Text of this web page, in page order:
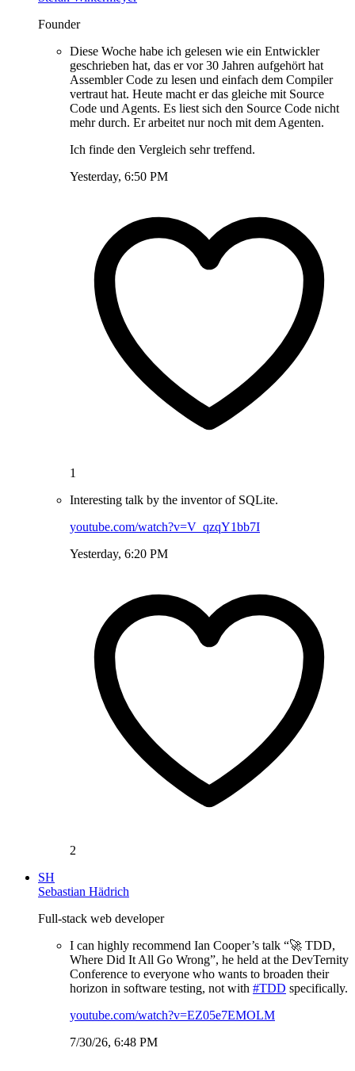
Founder
Diese Woche habe ich gelesen wie ein Entwickler
geschrieben hat, das er vor 30 Jahren aufgehört hat
Assembler Code zu lesen und einfach dem Compiler
vertraut hat. Heute macht er das gleiche mit Source
Code und Agents. Es liest sich den Source Code nicht
mehr durch. Er arbeitet nur noch mit dem Agenten.
Ich finde den Vergleich sehr treffend.
Yesterday, 6:50 PM
1
Interesting talk by the inventor of SQLite.
youtube.com/watch?v=V_qzqY1bb7I
Yesterday, 6:20 PM
2
SH
Sebastian Hädrich
Full-stack web developer
I can highly recommend Ian Cooper’s talk “🚀 TDD,
Where Did It All Go Wrong”, he held at the DevTernity
Conference to everyone who wants to broaden their
horizon in software testing, not with #TDD specifically.
youtube.com/watch?v=EZ05e7EMOLM
7/30/26, 6:48 PM